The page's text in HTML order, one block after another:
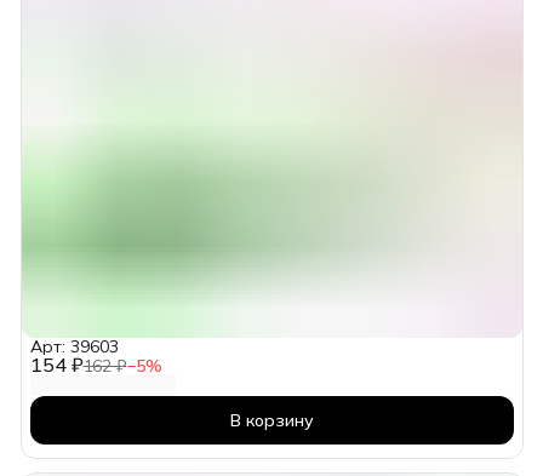
154 ₽162 ₽−5%
Арт: 39603
В корзину